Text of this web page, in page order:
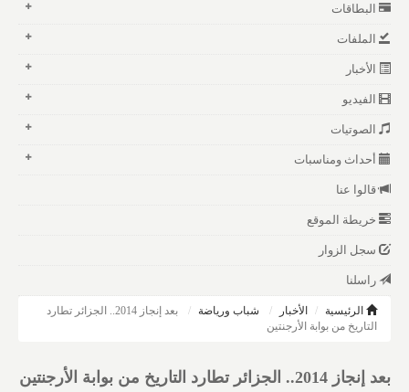
البطاقات
الملفات
الأخبار
الفيديو
الصوتيات
أحداث ومناسبات
قالوا عنا
خريطة الموقع
سجل الزوار
راسلنا
الرئيسية الأخبار شباب ورياضة
بعد إنجاز 2014.. الجزائر تطارد
التاريخ من بوابة الأرجنتين
بعد إنجاز 2014.. الجزائر تطارد التاريخ من بوابة الأرجنتين